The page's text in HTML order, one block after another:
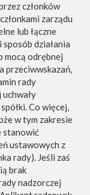
członków
zarządu
lub łączne
działania
mocą odrębnej
przeciwwskazań,
rady
Co więcej,
w tym zakresie
stanowić
ustawowych z
rady). Jeśli zaś
brak
nadzorczej